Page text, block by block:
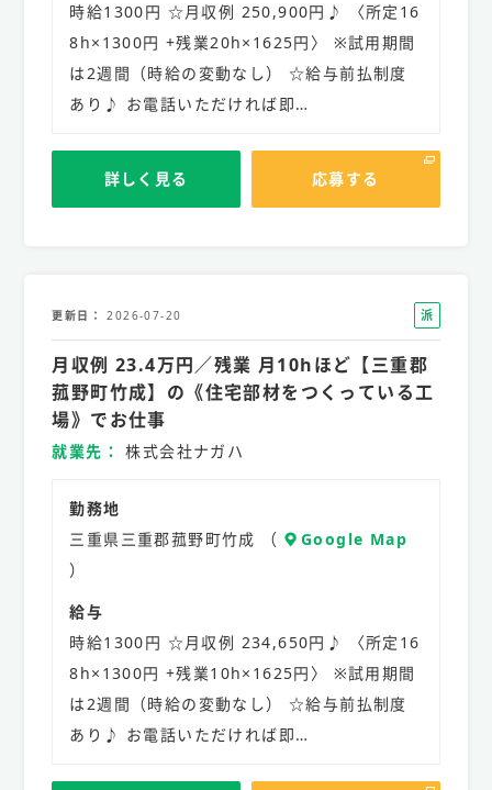
時給1300円 ☆月収例 250,900円♪ 〈所定16
8h×1300円 +残業20h×1625円〉 ※試用期間
は2週間（時給の変動なし） ☆給与前払制度
あり♪ お電話いただければ即…
詳しく見る 応募する
更新日 2026-07-20
派
遣
社
員
月収例 23.4万円／残業 月10hほど【三重郡
菰野町竹成】の《住宅部材をつくっている工
場》でお仕事
就業先 株式会社ナガハ
勤務地
三重県三重郡菰野町竹成 （
Google Map
）
給与
時給1300円 ☆月収例 234,650円♪ 〈所定16
8h×1300円 +残業10h×1625円〉 ※試用期間
は2週間（時給の変動なし） ☆給与前払制度
あり♪ お電話いただければ即…